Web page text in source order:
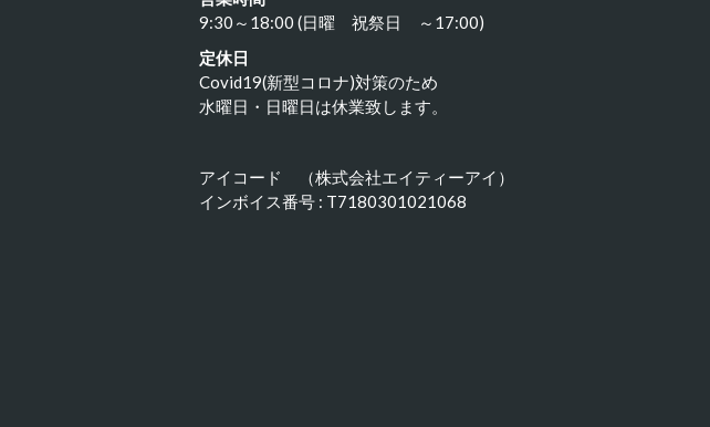
9:30～18:00 (日曜 祝祭日 ～17:00)
定休日
Covid19(新型コロナ)対策のため
水曜日・日曜日は休業致します。
アイコード （株式会社エイティーアイ）
インボイス番号 : T7180301021068